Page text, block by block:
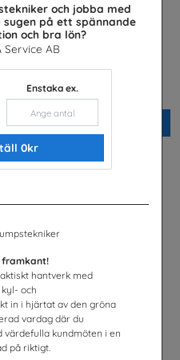
och jobba med
på ett spännande
och bra lön?
Service AB
Enstaka ex.
0kr
framkant!
hantverk med
och
in i hjärtat av den gröna
vardag där du
kundmöten i en
på riktigt.
Var kommer maten ifrån?
Beställ 0kr